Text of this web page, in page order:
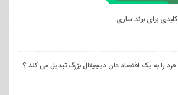
برای برند سازی
را به یک اقتصاد دان دیجیتال بزرگ تبدیل می کند ؟